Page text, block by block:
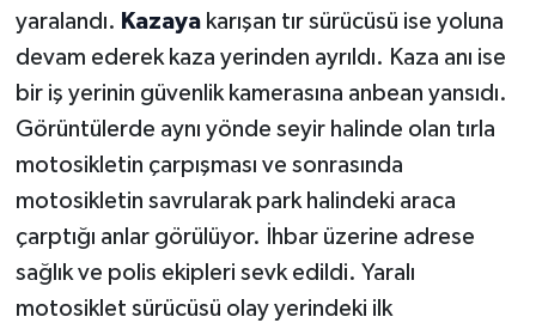
yaralandı. Kazaya karışan tır sürücüsü ise yoluna
devam ederek kaza yerinden ayrıldı. Kaza anı ise
bir iş yerinin güvenlik kamerasına anbean yansıdı.
Görüntülerde aynı yönde seyir halinde olan tırla
motosikletin çarpışması ve sonrasında
motosikletin savrularak park halindeki araca
çarptığı anlar görülüyor. İhbar üzerine adrese
sağlık ve polis ekipleri sevk edildi. Yaralı
motosiklet sürücüsü olay yerindeki ilk